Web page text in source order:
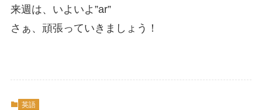
来週は、いよいよ”ar”
さぁ、頑張っていきましょう！
英語